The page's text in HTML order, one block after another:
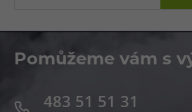
Pomůžeme vám s
483 51 51 31